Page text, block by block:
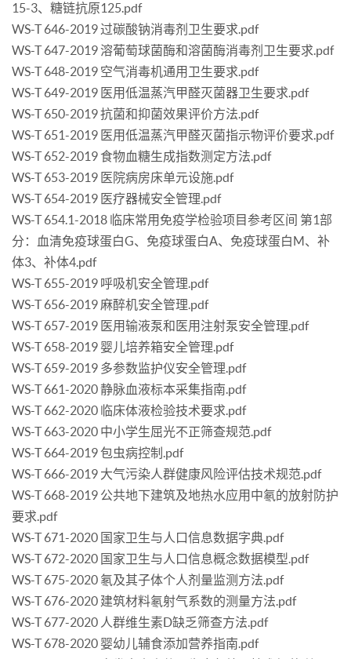
15-3、糖链抗原125.pdf
WS-T 646-2019 过碳酸钠消毒剂卫生要求.pdf
WS-T 647-2019 溶葡萄球菌酶和溶菌酶消毒剂卫生要求.pdf
WS-T 648-2019 空气消毒机通用卫生要求.pdf
WS-T 649-2019 医用低温蒸汽甲醛灭菌器卫生要求.pdf
WS-T 650-2019 抗菌和抑菌效果评价方法.pdf
WS-T 651-2019 医用低温蒸汽甲醛灭菌指示物评价要求.pdf
WS-T 652-2019 食物血糖生成指数测定方法.pdf
WS-T 653-2019 医院病房床单元设施.pdf
WS-T 654-2019 医疗器械安全管理.pdf
WS-T 654.1-2018 临床常用免疫学检验项目参考区间 第1部
分：血清免疫球蛋白G、免疫球蛋白A、免疫球蛋白M、补
体3、补体4.pdf
WS-T 655-2019 呼吸机安全管理.pdf
WS-T 656-2019 麻醉机安全管理.pdf
WS-T 657-2019 医用输液泵和医用注射泵安全管理.pdf
WS-T 658-2019 婴儿培养箱安全管理.pdf
WS-T 659-2019 多参数监护仪安全管理.pdf
WS-T 661-2020 静脉血液标本采集指南.pdf
WS-T 662-2020 临床体液检验技术要求.pdf
WS-T 663-2020 中小学生屈光不正筛查规范.pdf
WS-T 664-2019 包虫病控制.pdf
WS-T 666-2019 大气污染人群健康风险评估技术规范.pdf
WS-T 668-2019 公共地下建筑及地热水应用中氡的放射防护
要求.pdf
WS-T 671-2020 国家卫生与人口信息数据字典.pdf
WS-T 672-2020 国家卫生与人口信息概念数据模型.pdf
WS-T 675-2020 氡及其子体个人剂量监测方法.pdf
WS-T 676-2020 建筑材料氡射气系数的测量方法.pdf
WS-T 677-2020 人群维生素D缺乏筛查方法.pdf
WS-T 678-2020 婴幼儿辅食添加营养指南.pdf